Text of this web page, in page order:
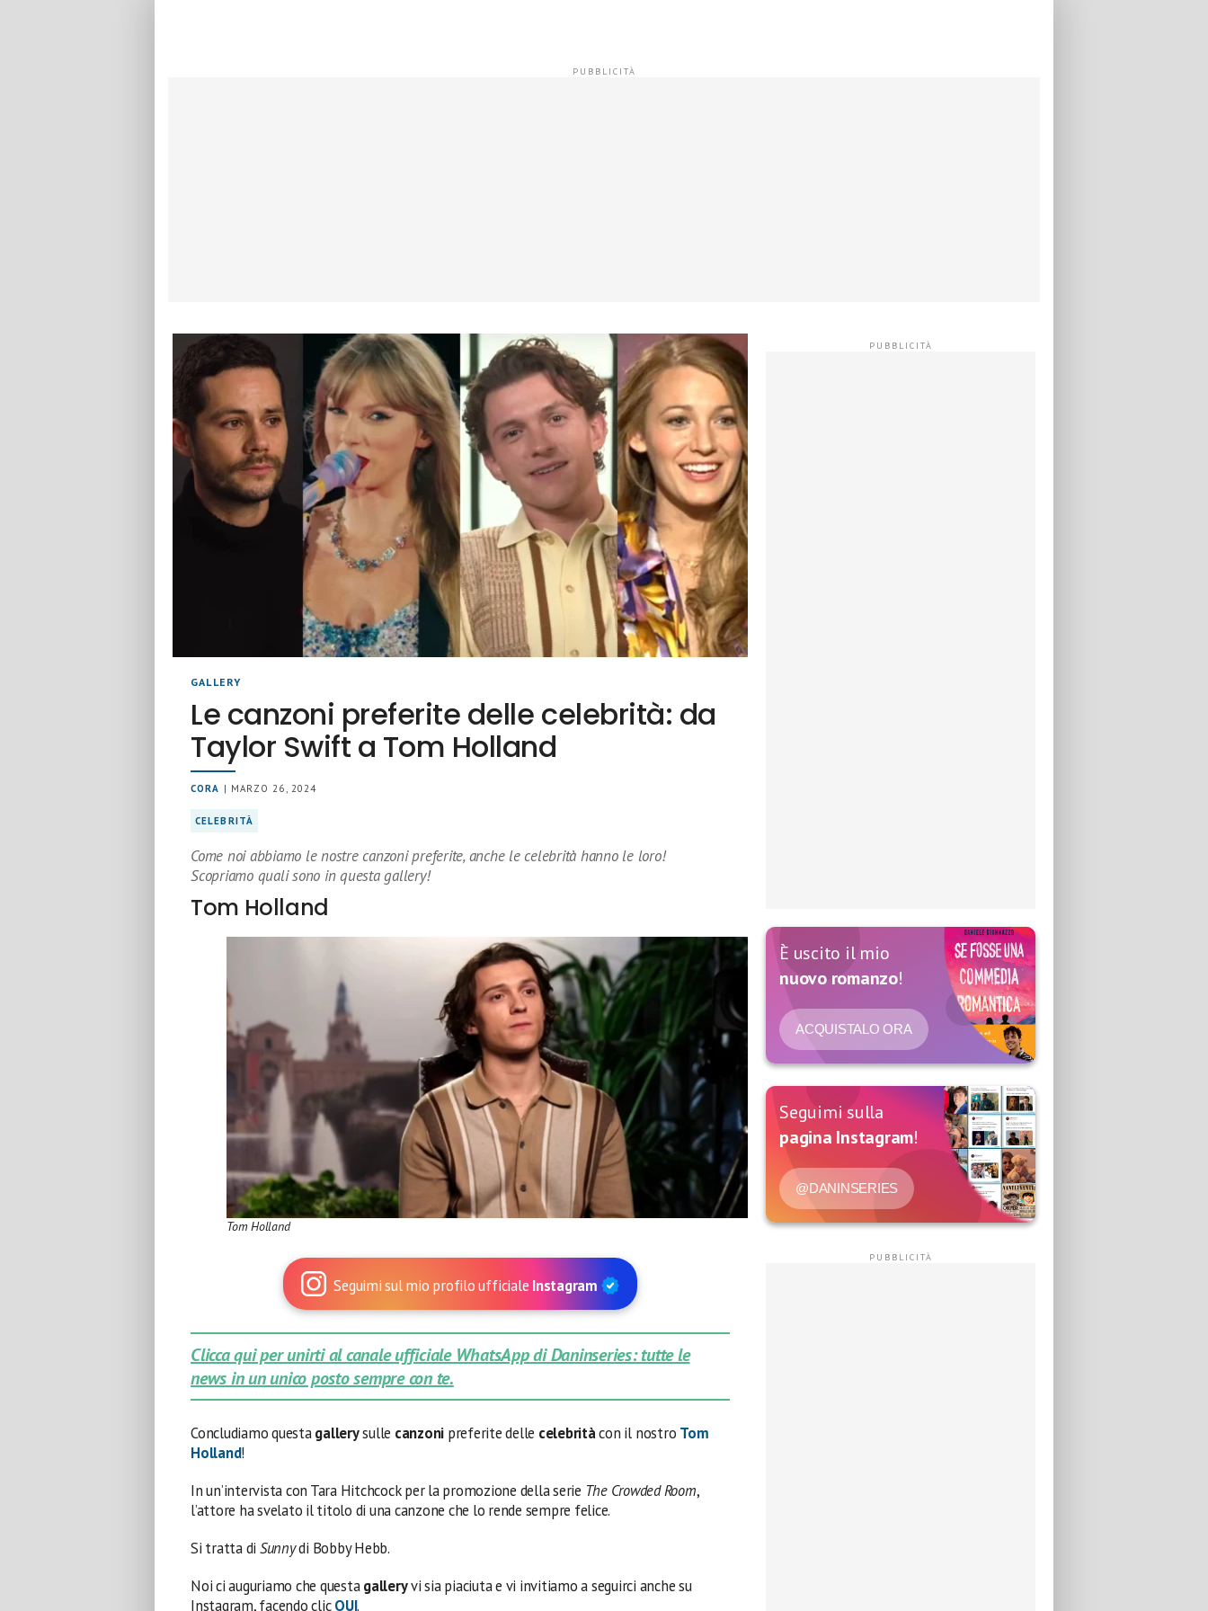
GALLERY
Le canzoni preferite delle celebrità: da
Taylor Swift a Tom Holland
CORA | MARZO 26, 2024
CELEBRITÀ
Come noi abbiamo le nostre canzoni preferite, anche le celebrità hanno le loro!
Scopriamo quali sono in questa gallery!
Tom Holland
Tom Holland
Seguimi sul mio profilo ufficiale Instagram
Clicca qui per unirti al canale ufficiale WhatsApp di Daninseries: tutte le
news in un unico posto sempre con te.
Concludiamo questagallerysulle canzoni preferite delle celebritàcon il nostro Tom
Holland!
In un’intervista con Tara Hitchcock per la promozione della serie The Crowded Room,
l’attore ha svelato il titolo di una canzone che lo rende sempre felice.
Si tratta di Sunnydi Bobby Hebb.
Noi ci auguriamo che questagalleryvi sia piaciuta e vi invitiamo a seguirci anche su
Instagram, facendo clicQUI.
È uscito il mio
nuovo romanzo!
ACQUISTALO ORA
Seguimi sulla
pagina Instagram!
@DANINSERIES